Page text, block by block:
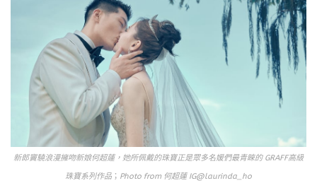
新郎竇驍浪漫擁吻新娘何超蓮，她所佩戴的珠寶正是眾多名媛們最青睞的 GRAFF高級
珠寶系列作品 ； Photo from 何超蓮 IG@laurinda_ho